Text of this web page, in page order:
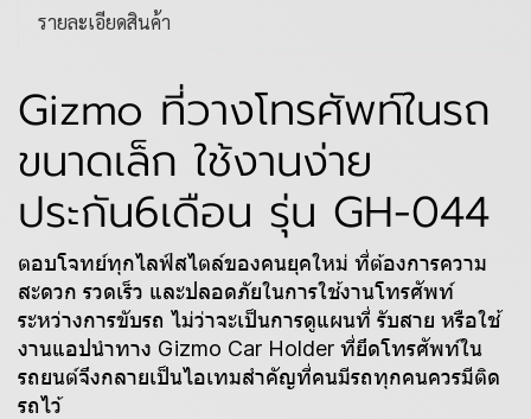
รายละเอียดสินค้า
Gizmo ที่วางโทรศัพท์ในรถ
ขนาดเล็ก ใช้งานง่าย
ประกัน6เดือน รุ่น GH-044
ตอบโจทย์ทุกไลฟ์สไตล์ของคนยุคใหม่ ที่ต้องการความ
สะดวก รวดเร็ว และปลอดภัยในการใช้งานโทรศัพท์
ระหว่างการขับรถ ไม่ว่าจะเป็นการดูแผนที่ รับสาย หรือใช้
งานแอปนำทาง Gizmo Car Holder ที่ยึดโทรศัพท์ใน
รถยนต์จึงกลายเป็นไอเทมสำคัญที่คนมีรถทุกคนควรมีติด
รถไว้